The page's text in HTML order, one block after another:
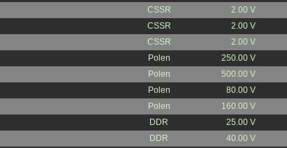
CSSR 2.00 V
CSSR 2.00 V
CSSR 2.00 V
Polen 250.00 V
Polen 500.00 V
Polen 80.00 V
Polen 160.00 V
DDR 25.00 V
DDR 40.00 V